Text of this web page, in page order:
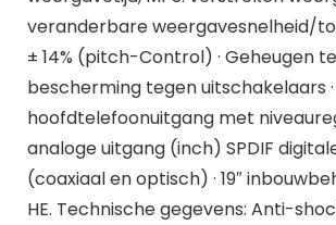
veranderbare weergavesnelheid/
± 14% (pitch-Control) · Geheugen
bescherming tegen uitschakelaars ·
hoofdtelefoonuitgang met
analoge uitgang (inch) SPDIF
(coaxiaal en optisch) · 19″
HE. Technische gegevens: Anti-